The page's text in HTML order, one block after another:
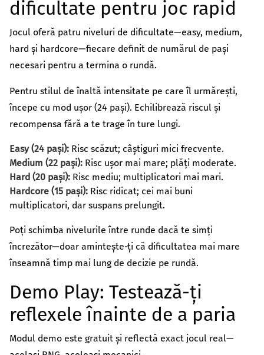
dificultate pentru joc rapid
Jocul oferă patru niveluri de dificultate—easy, medium,
hard și hardcore—fiecare definit de numărul de pași
necesari pentru a termina o rundă.
Pentru stilul de înaltă intensitate pe care îl urmărești,
începe cu mod ușor (24 pași). Echilibrează riscul și
recompensa fără a te trage în ture lungi.
Easy (24 pași): Risc scăzut; câștiguri mici frecvente.
Medium (22 pași): Risc ușor mai mare; plăți moderate.
Hard (20 pași): Risc mediu; multiplicatori mai mari.
Hardcore (15 pași): Risc ridicat; cei mai buni
multiplicatori, dar suspans prelungit.
Poți schimba nivelurile între runde dacă te simți
încrezător—doar amintește‑ți că dificultatea mai mare
înseamnă timp mai lung de decizie pe rundă.
Demo Play: Testează-ți
reflexele înainte de a paria
Modul demo este gratuit și reflectă exact jocul real—